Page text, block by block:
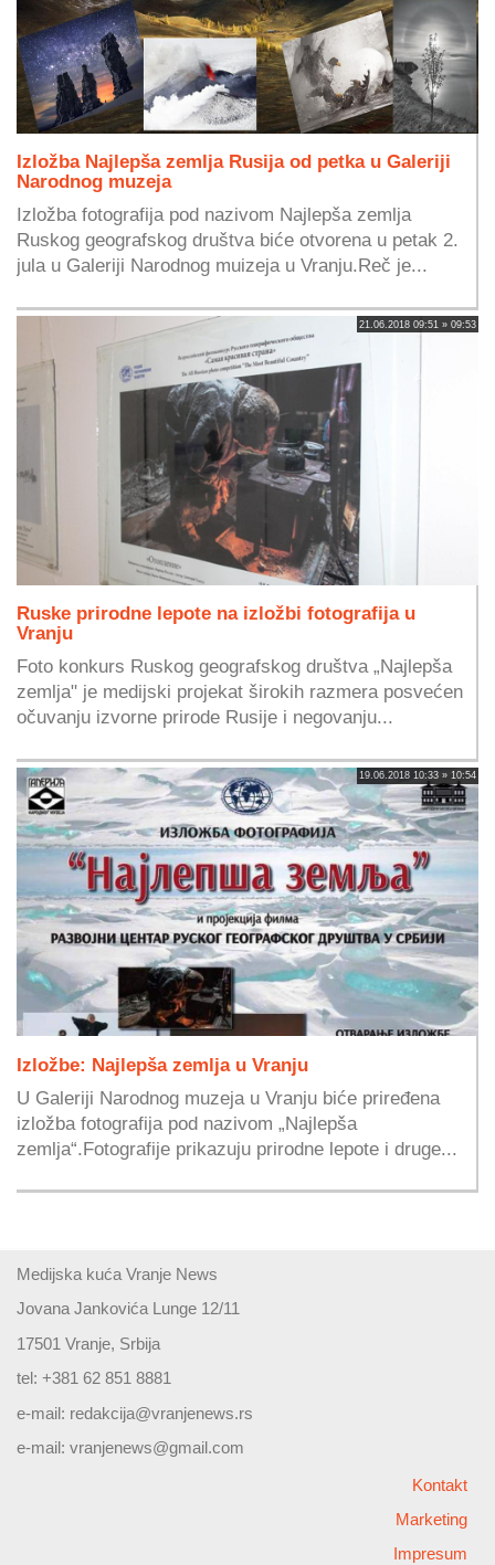
Izložba Najlepša zemlja Rusija od petka u Galeriji
Narodnog muzeja
Izložba fotografija pod nazivom Najlepša zemlja
Ruskog geografskog društva biće otvorena u petak 2.
jula u Galeriji Narodnog muizeja u Vranju.Reč je...
21.06.2018 09:51 » 09:53
Ruske prirodne lepote na izložbi fotografija u
Vranju
Foto konkurs Ruskog geografskog društva „Najlepša
zemlja" je medijski projekat širokih razmera posvećen
očuvanju izvorne prirode Rusije i negovanju...
19.06.2018 10:33 » 10:54
Izložbe: Najlepša zemlja u Vranju
U Galeriji Narodnog muzeja u Vranju biće priređena
izložba fotografija pod nazivom „Najlepša
zemlja“.Fotografije prikazuju prirodne lepote i druge...
Medijska kuća Vranje News
Jovana Jankovića Lunge 12/11
17501 Vranje, Srbija
tel: +381 62 851 8881
e-mail: redakcija@vranjenews.rs
e-mail: vranjenews@gmail.com
Kontakt
Marketing
Impresum